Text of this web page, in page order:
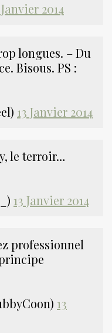
Janvier 2014
longues. – Du
Bisous. PS :
13 Janvier 2014
le terroir…
13 Janvier 2014
professionnel
13